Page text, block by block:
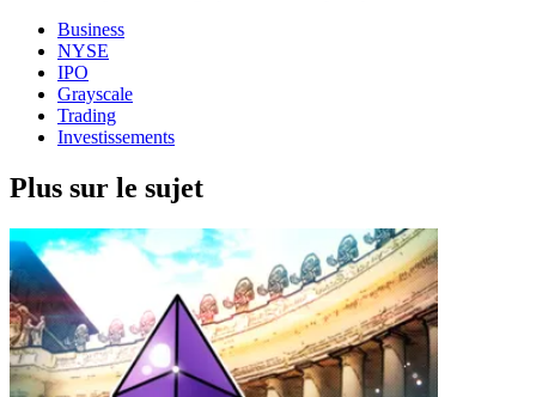
Business
NYSE
IPO
Grayscale
Trading
Investissements
Plus sur le sujet